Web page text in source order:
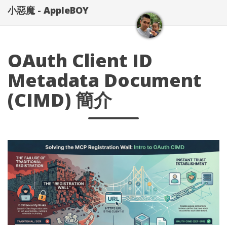
小惡魔 - AppleBOY
OAuth Client ID
Metadata Document
(CIMD) 簡介